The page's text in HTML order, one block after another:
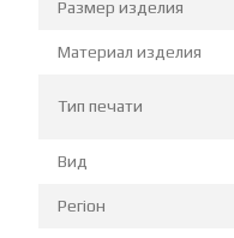
Размер изделия
Материал изделия
Тип печати
Вид
Регіон